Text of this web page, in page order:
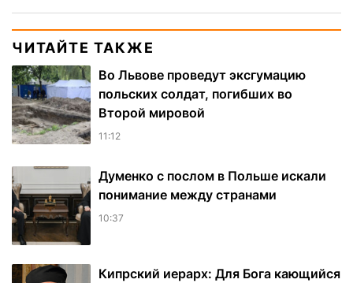
ЧИТАЙТЕ ТАКЖЕ
Во Львове проведут эксгумацию
польских солдат, погибших во
Второй мировой
11:12
Думенко с послом в Польше искали
понимание между странами
10:37
Кипрский иерарх: Для Бога кающийся